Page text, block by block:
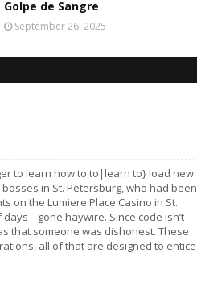
Golpe de Sangre
September 26, 2025
to learn how to to|learn to} load new
in St. Petersburg, who had been
on the Lumiere Place Casino in St.
gone haywire. Since code isn’t
that someone was dishonest. These
all of that are designed to entice